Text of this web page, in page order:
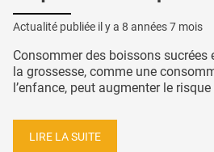
Actualité publiée il y a 8 années 7 mois
Consommer des boissons
la grossesse, comme une
l’enfance, peut augmenter le risque
LIRE LA SUITE